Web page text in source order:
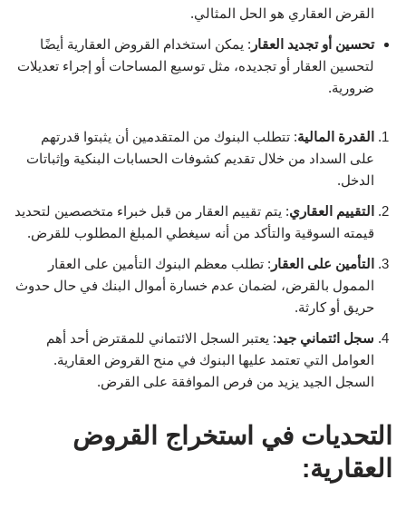
القرض العقاري هو الحل المثالي.
تحسين أو تجديد العقار : يمكن استخدام القروض العقارية أيضًا
لتحسين العقار أو تجديده، مثل توسيع المساحات أو إجراء تعديلات
ضرورية.
القدرة المالية: تتطلب البنوك من المتقدمين أن يثبتوا قدرتهم
على السداد من خلال تقديم كشوفات الحسابات البنكية وإثباتات
الدخل.
التقييم العقاري: يتم تقييم العقار من قبل خبراء متخصصين لتحديد
قيمته السوقية والتأكد من أنه سيغطي المبلغ المطلوب للقرض.
التأمين على العقار : تطلب معظم البنوك التأمين على العقار
الممول بالقرض، لضمان عدم خسارة أموال البنك في حال حدوث
حريق أو كارثة.
سجل ائتماني جيد: يعتبر السجل الائتماني للمقترض أحد أهم
العوامل التي تعتمد عليها البنوك في منح القروض العقارية.
السجل الجيد يزيد من فرص الموافقة على القرض.
التحديات في استخراج القروض
العقارية: